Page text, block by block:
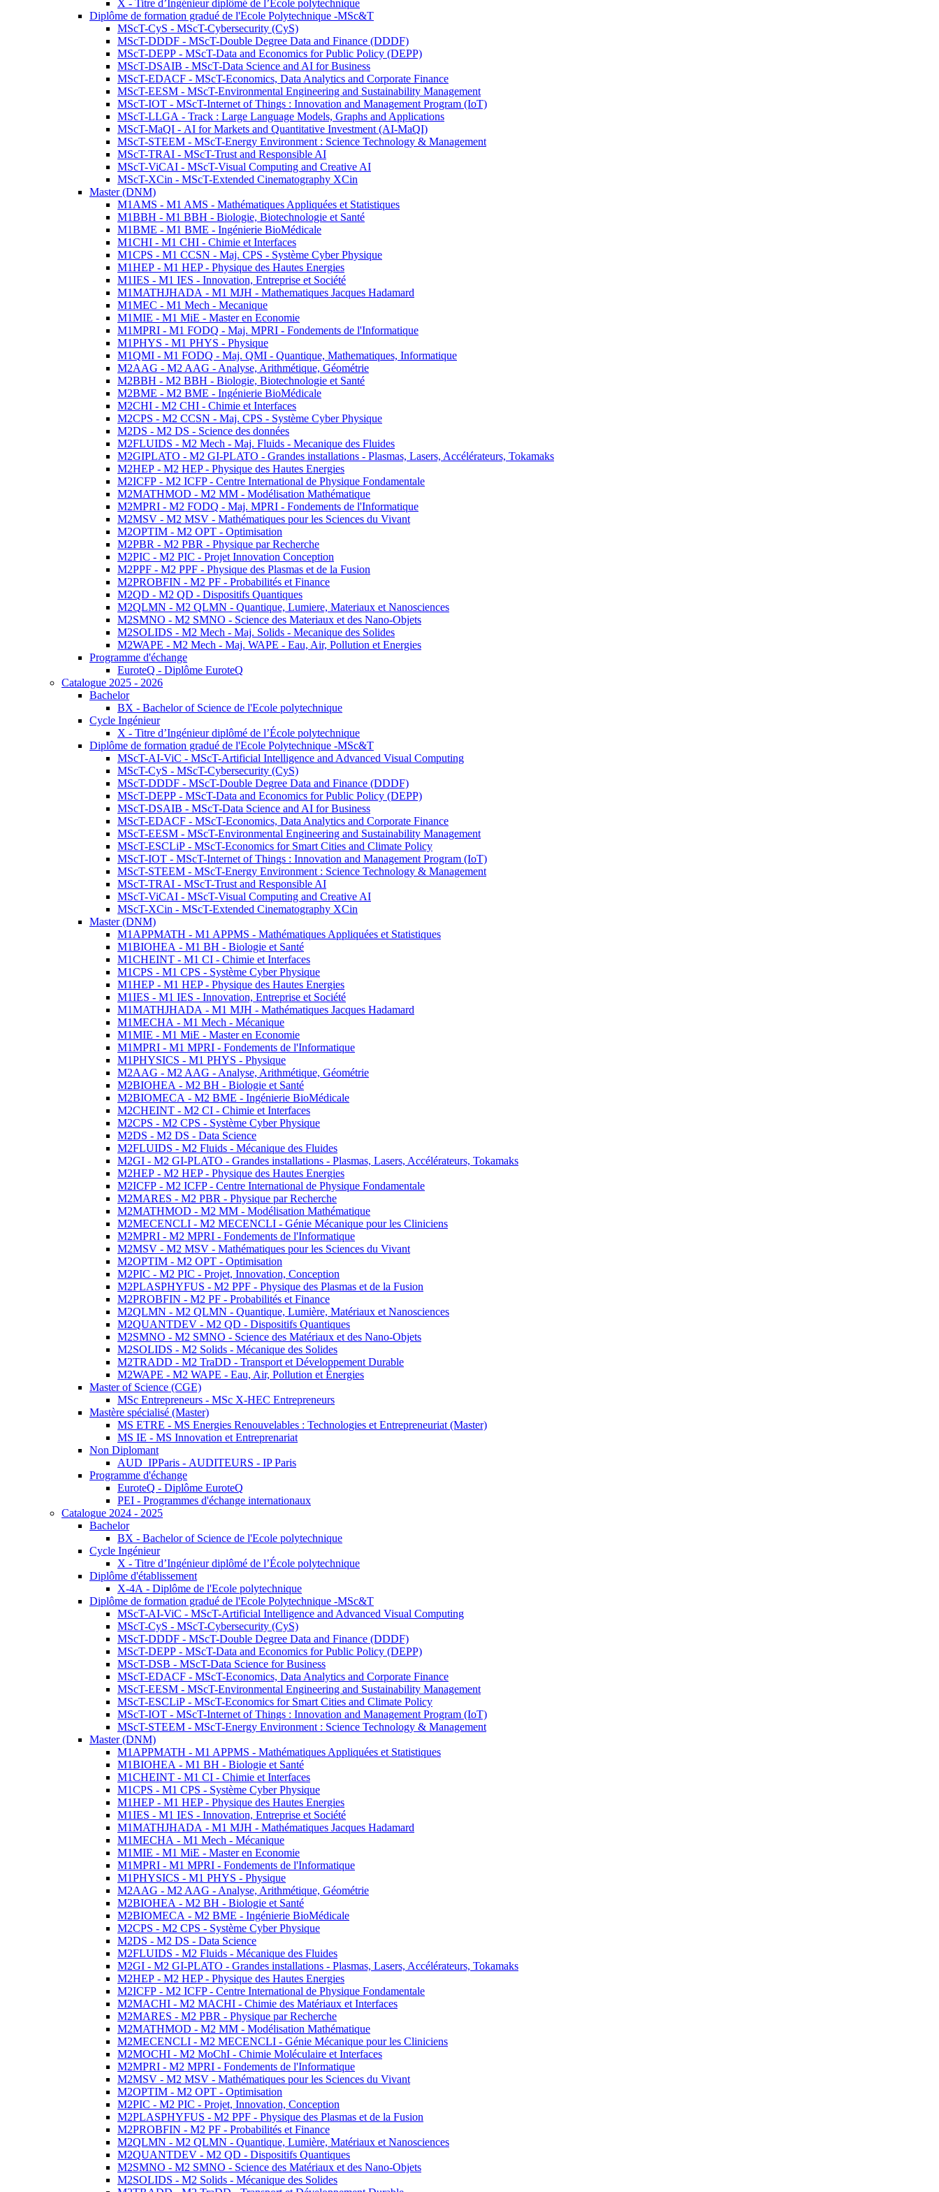
X - Titre d’Ingénieur diplômé de l’École polytechnique
Diplôme de formation gradué de l'Ecole Polytechnique -MSc&T
MScT-CyS - MScT-Cybersecurity (CyS)
MScT-DDDF - MScT-Double Degree Data and Finance (DDDF)
MScT-DEPP - MScT-Data and Economics for Public Policy (DEPP)
MScT-DSAIB - MScT-Data Science and AI for Business
MScT-EDACF - MScT-Economics, Data Analytics and Corporate Finance
MScT-EESM - MScT-Environmental Engineering and Sustainability Management
MScT-IOT - MScT-Internet of Things : Innovation and Management Program (IoT)
MScT-LLGA - Track : Large Language Models, Graphs and Applications
MScT-MaQI - AI for Markets and Quantitative Investment (AI-MaQI)
MScT-STEEM - MScT-Energy Environment : Science Technology & Management
MScT-TRAI - MScT-Trust and Responsible AI
MScT-ViCAI - MScT-Visual Computing and Creative AI
MScT-XCin - MScT-Extended Cinematography XCin
Master (DNM)
M1AMS - M1 AMS - Mathématiques Appliquées et Statistiques
M1BBH - M1 BBH - Biologie, Biotechnologie et Santé
M1BME - M1 BME - Ingénierie BioMédicale
M1CHI - M1 CHI - Chimie et Interfaces
M1CPS - M1 CCSN - Maj. CPS - Système Cyber Physique
M1HEP - M1 HEP - Physique des Hautes Energies
M1IES - M1 IES - Innovation, Entreprise et Société
M1MATHJHADA - M1 MJH - Mathematiques Jacques Hadamard
M1MEC - M1 Mech - Mecanique
M1MIE - M1 MiE - Master en Economie
M1MPRI - M1 FODQ - Maj. MPRI - Fondements de l'Informatique
M1PHYS - M1 PHYS - Physique
M1QMI - M1 FODQ - Maj. QMI - Quantique, Mathematiques, Informatique
M2AAG - M2 AAG - Analyse, Arithmétique, Géométrie
M2BBH - M2 BBH - Biologie, Biotechnologie et Santé
M2BME - M2 BME - Ingénierie BioMédicale
M2CHI - M2 CHI - Chimie et Interfaces
M2CPS - M2 CCSN - Maj. CPS - Système Cyber Physique
M2DS - M2 DS - Science des données
M2FLUIDS - M2 Mech - Maj. Fluids - Mecanique des Fluides
M2GIPLATO - M2 GI-PLATO - Grandes installations - Plasmas, Lasers, Accélérateurs, Tokamaks
M2HEP - M2 HEP - Physique des Hautes Energies
M2ICFP - M2 ICFP - Centre International de Physique Fondamentale
M2MATHMOD - M2 MM - Modélisation Mathématique
M2MPRI - M2 FODQ - Maj. MPRI - Fondements de l'Informatique
M2MSV - M2 MSV - Mathématiques pour les Sciences du Vivant
M2OPTIM - M2 OPT - Optimisation
M2PBR - M2 PBR - Physique par Recherche
M2PIC - M2 PIC - Projet Innovation Conception
M2PPF - M2 PPF - Physique des Plasmas et de la Fusion
M2PROBFIN - M2 PF - Probabilités et Finance
M2QD - M2 QD - Dispositifs Quantiques
M2QLMN - M2 QLMN - Quantique, Lumiere, Materiaux et Nanosciences
M2SMNO - M2 SMNO - Science des Materiaux et des Nano-Objets
M2SOLIDS - M2 Mech - Maj. Solids - Mecanique des Solides
M2WAPE - M2 Mech - Maj. WAPE - Eau, Air, Pollution et Energies
Programme d'échange
EuroteQ - Diplôme EuroteQ
Catalogue 2025 - 2026
Bachelor
BX - Bachelor of Science de l'Ecole polytechnique
Cycle Ingénieur
X - Titre d’Ingénieur diplômé de l’École polytechnique
Diplôme de formation gradué de l'Ecole Polytechnique -MSc&T
MScT-AI-ViC - MScT-Artificial Intelligence and Advanced Visual Computing
MScT-CyS - MScT-Cybersecurity (CyS)
MScT-DDDF - MScT-Double Degree Data and Finance (DDDF)
MScT-DEPP - MScT-Data and Economics for Public Policy (DEPP)
MScT-DSAIB - MScT-Data Science and AI for Business
MScT-EDACF - MScT-Economics, Data Analytics and Corporate Finance
MScT-EESM - MScT-Environmental Engineering and Sustainability Management
MScT-ESCLiP - MScT-Economics for Smart Cities and Climate Policy
MScT-IOT - MScT-Internet of Things : Innovation and Management Program (IoT)
MScT-STEEM - MScT-Energy Environment : Science Technology & Management
MScT-TRAI - MScT-Trust and Responsible AI
MScT-ViCAI - MScT-Visual Computing and Creative AI
MScT-XCin - MScT-Extended Cinematography XCin
Master (DNM)
M1APPMATH - M1 APPMS - Mathématiques Appliquées et Statistiques
M1BIOHEA - M1 BH - Biologie et Santé
M1CHEINT - M1 CI - Chimie et Interfaces
M1CPS - M1 CPS - Système Cyber Physique
M1HEP - M1 HEP - Physique des Hautes Energies
M1IES - M1 IES - Innovation, Entreprise et Société
M1MATHJHADA - M1 MJH - Mathématiques Jacques Hadamard
M1MECHA - M1 Mech - Mécanique
M1MIE - M1 MiE - Master en Economie
M1MPRI - M1 MPRI - Fondements de l'Informatique
M1PHYSICS - M1 PHYS - Physique
M2AAG - M2 AAG - Analyse, Arithmétique, Géométrie
M2BIOHEA - M2 BH - Biologie et Santé
M2BIOMECA - M2 BME - Ingénierie BioMédicale
M2CHEINT - M2 CI - Chimie et Interfaces
M2CPS - M2 CPS - Système Cyber Physique
M2DS - M2 DS - Data Science
M2FLUIDS - M2 Fluids - Mécanique des Fluides
M2GI - M2 GI-PLATO - Grandes installations - Plasmas, Lasers, Accélérateurs, Tokamaks
M2HEP - M2 HEP - Physique des Hautes Energies
M2ICFP - M2 ICFP - Centre International de Physique Fondamentale
M2MARES - M2 PBR - Physique par Recherche
M2MATHMOD - M2 MM - Modélisation Mathématique
M2MECENCLI - M2 MECENCLI - Génie Mécanique pour les Cliniciens
M2MPRI - M2 MPRI - Fondements de l'Informatique
M2MSV - M2 MSV - Mathématiques pour les Sciences du Vivant
M2OPTIM - M2 OPT - Optimisation
M2PIC - M2 PIC - Projet, Innovation, Conception
M2PLASPHYFUS - M2 PPF - Physique des Plasmas et de la Fusion
M2PROBFIN - M2 PF - Probabilités et Finance
M2QLMN - M2 QLMN - Quantique, Lumière, Matériaux et Nanosciences
M2QUANTDEV - M2 QD - Dispositifs Quantiques
M2SMNO - M2 SMNO - Science des Matériaux et des Nano-Objets
M2SOLIDS - M2 Solids - Mécanique des Solides
M2TRADD - M2 TraDD - Transport et Développement Durable
M2WAPE - M2 WAPE - Eau, Air, Pollution et Énergies
Master of Science (CGE)
MSc Entrepreneurs - MSc X-HEC Entrepreneurs
Mastère spécialisé (Master)
MS ETRE - MS Energies Renouvelables : Technologies et Entrepreneuriat (Master)
MS IE - MS Innovation et Entreprenariat
Non Diplomant
AUD_IPParis - AUDITEURS - IP Paris
Programme d'échange
EuroteQ - Diplôme EuroteQ
PEI - Programmes d'échange internationaux
Catalogue 2024 - 2025
Bachelor
BX - Bachelor of Science de l'Ecole polytechnique
Cycle Ingénieur
X - Titre d’Ingénieur diplômé de l’École polytechnique
Diplôme d'établissement
X-4A - Diplôme de l'Ecole polytechnique
Diplôme de formation gradué de l'Ecole Polytechnique -MSc&T
MScT-AI-ViC - MScT-Artificial Intelligence and Advanced Visual Computing
MScT-CyS - MScT-Cybersecurity (CyS)
MScT-DDDF - MScT-Double Degree Data and Finance (DDDF)
MScT-DEPP - MScT-Data and Economics for Public Policy (DEPP)
MScT-DSB - MScT-Data Science for Business
MScT-EDACF - MScT-Economics, Data Analytics and Corporate Finance
MScT-EESM - MScT-Environmental Engineering and Sustainability Management
MScT-ESCLiP - MScT-Economics for Smart Cities and Climate Policy
MScT-IOT - MScT-Internet of Things : Innovation and Management Program (IoT)
MScT-STEEM - MScT-Energy Environment : Science Technology & Management
Master (DNM)
M1APPMATH - M1 APPMS - Mathématiques Appliquées et Statistiques
M1BIOHEA - M1 BH - Biologie et Santé
M1CHEINT - M1 CI - Chimie et Interfaces
M1CPS - M1 CPS - Système Cyber Physique
M1HEP - M1 HEP - Physique des Hautes Energies
M1IES - M1 IES - Innovation, Entreprise et Société
M1MATHJHADA - M1 MJH - Mathématiques Jacques Hadamard
M1MECHA - M1 Mech - Mécanique
M1MIE - M1 MiE - Master en Economie
M1MPRI - M1 MPRI - Fondements de l'Informatique
M1PHYSICS - M1 PHYS - Physique
M2AAG - M2 AAG - Analyse, Arithmétique, Géométrie
M2BIOHEA - M2 BH - Biologie et Santé
M2BIOMECA - M2 BME - Ingénierie BioMédicale
M2CPS - M2 CPS - Système Cyber Physique
M2DS - M2 DS - Data Science
M2FLUIDS - M2 Fluids - Mécanique des Fluides
M2GI - M2 GI-PLATO - Grandes installations - Plasmas, Lasers, Accélérateurs, Tokamaks
M2HEP - M2 HEP - Physique des Hautes Energies
M2ICFP - M2 ICFP - Centre International de Physique Fondamentale
M2MACHI - M2 MACHI - Chimie des Matériaux et Interfaces
M2MARES - M2 PBR - Physique par Recherche
M2MATHMOD - M2 MM - Modélisation Mathématique
M2MECENCLI - M2 MECENCLI - Génie Mécanique pour les Cliniciens
M2MOCHI - M2 MoChI - Chimie Moléculaire et Interfaces
M2MPRI - M2 MPRI - Fondements de l'Informatique
M2MSV - M2 MSV - Mathématiques pour les Sciences du Vivant
M2OPTIM - M2 OPT - Optimisation
M2PIC - M2 PIC - Projet, Innovation, Conception
M2PLASPHYFUS - M2 PPF - Physique des Plasmas et de la Fusion
M2PROBFIN - M2 PF - Probabilités et Finance
M2QLMN - M2 QLMN - Quantique, Lumière, Matériaux et Nanosciences
M2QUANTDEV - M2 QD - Dispositifs Quantiques
M2SMNO - M2 SMNO - Science des Matériaux et des Nano-Objets
M2SOLIDS - M2 Solids - Mécanique des Solides